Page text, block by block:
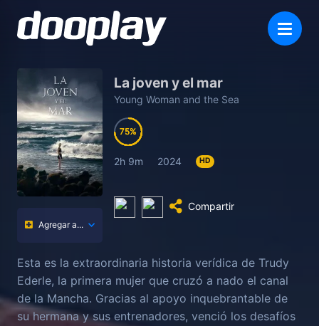
Agregar a...
La joven y el mar
Young Woman and the Sea
75
75
75
75
2h 9m 2024 HD
Compartir
Esta es la extraordinaria historia verídica de Trudy
Ederle, la primera mujer que cruzó a nado el canal
de la Mancha. Gracias al apoyo inquebrantable de
su hermana y sus entrenadores, venció los desafíos